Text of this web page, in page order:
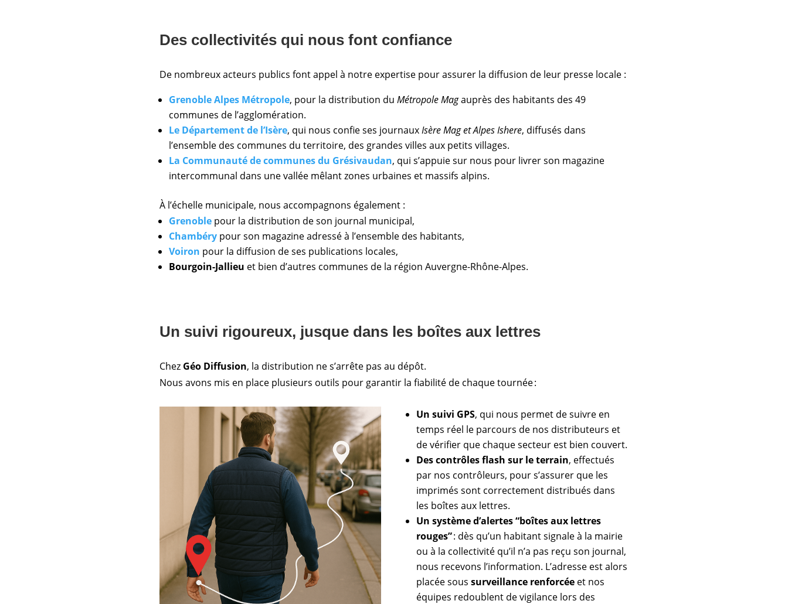
Des collectivités qui nous font confiance
De nombreux acteurs publics font appel à notre expertise pour assurer la diffusion de leur presse locale :
Grenoble Alpes Métropole, pour la distribution du Métropole Magauprès des habitants des 49
communes de l’agglomération.
Le Département de l’Isère, qui nous confie ses journauxIsère Mag et Alpes Ishere, diffusés dans
l’ensemble des communes du territoire, des grandes villes aux petits villages.
La Communauté de communes du Grésivaudan, qui s’appuie sur nous pour livrer son magazine
intercommunal dans une vallée mêlant zones urbaines et massifs alpins.
À l’échelle municipale, nous accompagnons également :
Grenoble pour la distribution de son journal municipal,
Chambéry pour son magazine adressé à l’ensemble des habitants,
Voiron pour la diffusion de ses publications locales,
Bourgoin-Jallieu et bien d’autres communes de la région Auvergne-Rhône-Alpes.
Un suivi rigoureux, jusque dans les boîtes aux lettres
Chez Géo Diffusion, la distribution ne s’arrête pas au dépôt.
Nous avons mis en place plusieurs outils pour garantir la fiabilité de chaque tournée :
Un suivi GPS, qui nous permet de suivre en
temps réel le parcours de nos distributeurs et
de vérifier que chaque secteur est bien couvert.
Des contrôles flash sur le terrain, effectués
par nos contrôleurs, pour s’assurer que les
imprimés sont correctement distribués dans
les boîtes aux lettres.
Un système d’alertes “boîtes aux lettres
rouges”: dès qu’un habitant signale à la mairie
ou à la collectivité qu’il n’a pas reçu son journal,
nous recevons l’information. L’adresse est alors
placée sous surveillance renforcée et nos
équipes redoublent de vigilance lors des